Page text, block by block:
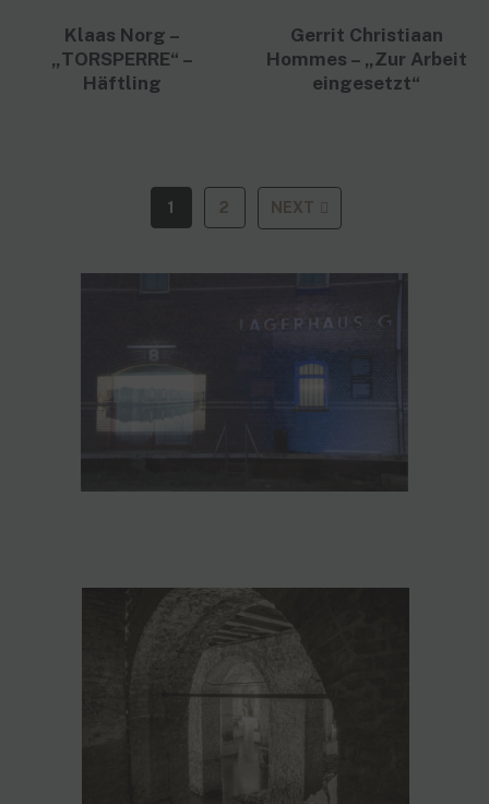
Klaas Norg –
„TORSPERRE“ –
Häftling
Gerrit Christiaan
Hommes – „Zur Arbeit
eingesetzt“
1 2 NEXT